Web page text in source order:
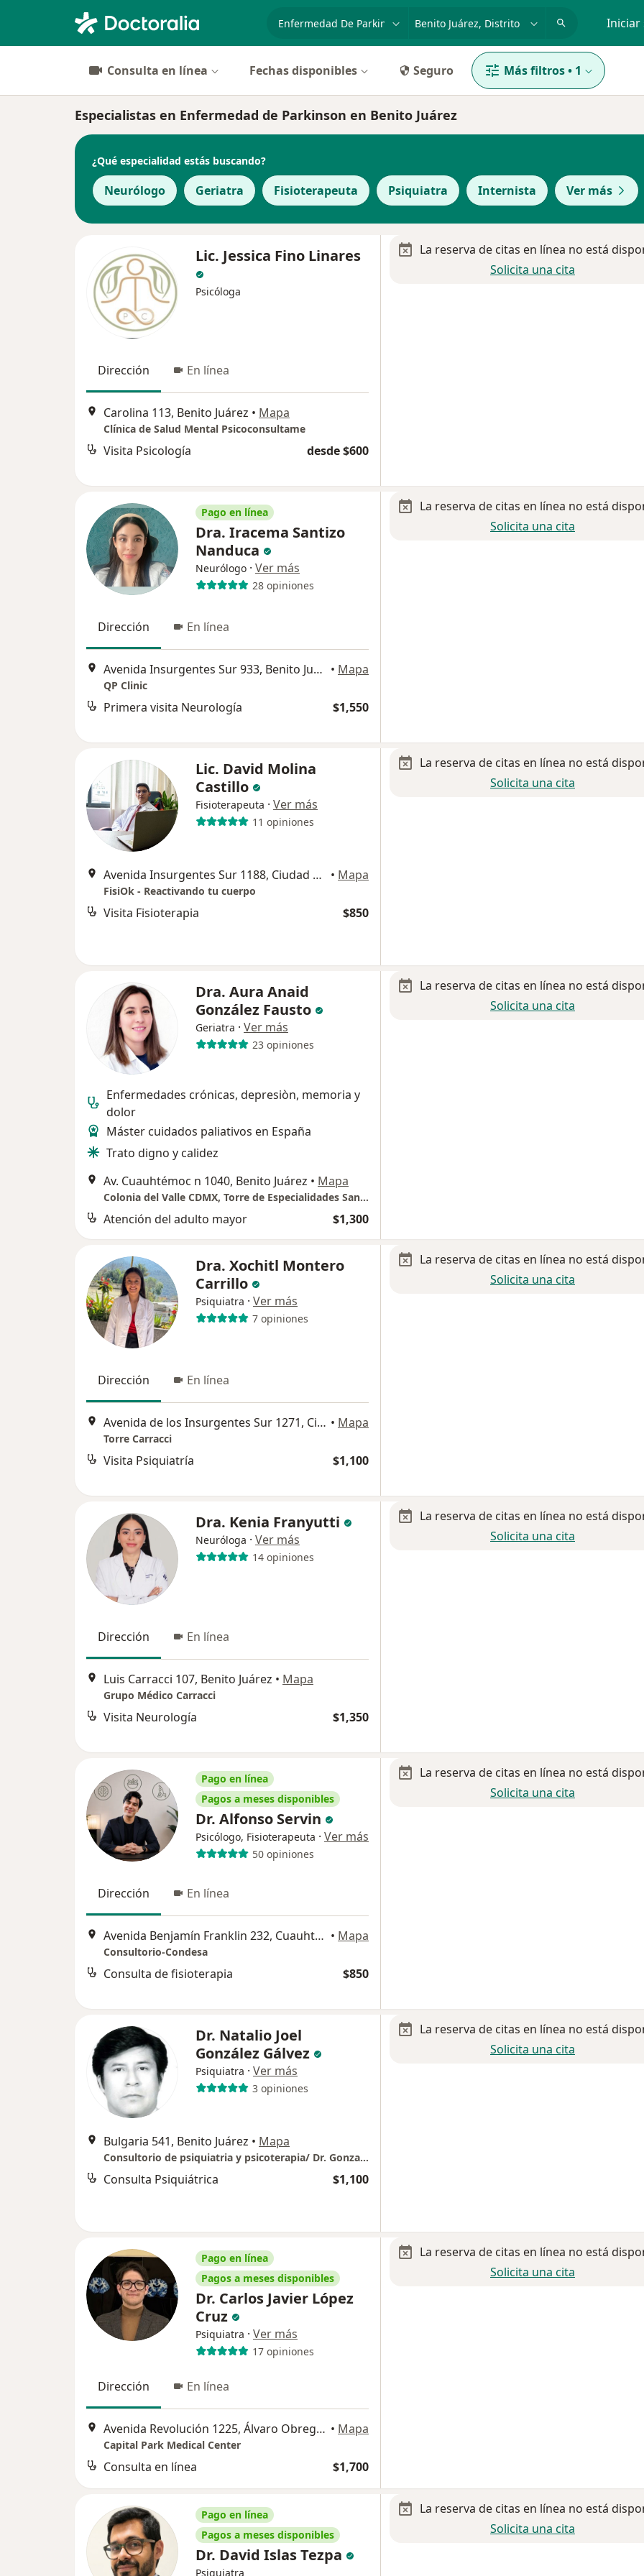
especialidad, enfermedad o nombre
p. ej. Guadalajara Iniciar
Consulta en línea Fechas disponibles Seguro Más filtros• 1
Especialistas en Enfermedad de Parkinson en Benito Juárez
¿Qué especialidad estás buscando?
Neurólogo Geriatra Fisioterapeuta Psiquiatra Internista Ver más
Lic. Jessica Fino Linares
Psicóloga
Dirección En línea
Carolina 113, Benito Juárez • Mapa
Clínica de Salud Mental Psicoconsultame
Visita Psicología desde $600
La reserva de citas en línea no está
Solicita una cita
Pago en línea
Dra. Iracema Santizo
Nanduca
Neurólogo · Ver más
28 opiniones
Dirección En línea
Avenida Insurgentes Sur 933, Benito Juárez • Mapa
QP Clinic
Primera visita Neurología $1,550
La reserva de citas en línea no está
Solicita una cita
Lic. David Molina
Castillo
Fisioterapeuta · Ver más
11 opiniones
Avenida Insurgentes Sur 1188, Ciudad de México • Mapa
FisiOk - Reactivando tu cuerpo
Visita Fisioterapia $850
La reserva de citas en línea no está
Solicita una cita
Dra. Aura Anaid
González Fausto
Geriatra · Ver más
23 opiniones
Enfermedades crónicas, depresiòn, memoria y
dolor
Máster cuidados paliativos en España
Trato digno y calidez
Av. Cuauhtémoc n 1040, Benito Juárez • Mapa
Colonia del Valle CDMX, Torre de Especialidades San Angel Inn Acora del Valle
Atención del adulto mayor $1,300
La reserva de citas en línea no está
Solicita una cita
Dra. Xochitl Montero
Carrillo
Psiquiatra · Ver más
7 opiniones
Dirección En línea
Avenida de los Insurgentes Sur 1271, Ciudad de México • Mapa
Torre Carracci
Visita Psiquiatría $1,100
La reserva de citas en línea no está
Solicita una cita
Dra. Kenia Franyutti
Neuróloga · Ver más
14 opiniones
Dirección En línea
Luis Carracci 107, Benito Juárez • Mapa
Grupo Médico Carracci
Visita Neurología $1,350
La reserva de citas en línea no está
Solicita una cita
Pago en línea
Pagos a meses disponibles
Dr. Alfonso Servin
Psicólogo, Fisioterapeuta · Ver más
50 opiniones
Dirección En línea
Avenida Benjamín Franklin 232, Cuauhtémoc • Mapa
Consultorio-Condesa
Consulta de fisioterapia $850
La reserva de citas en línea no está
Solicita una cita
Dr. Natalio Joel
González Gálvez
Psiquiatra · Ver más
3 opiniones
Bulgaria 541, Benito Juárez • Mapa
Consultorio de psiquiatria y psicoterapia/ Dr. Gonzalez Galvez
Consulta Psiquiátrica $1,100
La reserva de citas en línea no está
Solicita una cita
Pago en línea
Pagos a meses disponibles
Dr. Carlos Javier López
Cruz
Psiquiatra · Ver más
17 opiniones
Dirección En línea
Avenida Revolución 1225, Álvaro Obregón • Mapa
Capital Park Medical Center
Consulta en línea $1,700
La reserva de citas en línea no está
Solicita una cita
Pago en línea
Pagos a meses disponibles
Dr. David Islas Tezpa
Psiquiatra
La reserva de citas en línea no está
Solicita una cita